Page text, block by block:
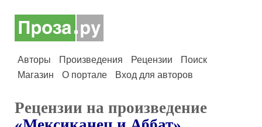
Авторы Произведения Рецензии
Поиск
Магазин
О портале Вход для авторов
Рецензии на произведение